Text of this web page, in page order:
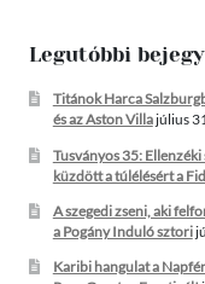
Legutóbbi
Titánok Harca
és az Aston Villajúlius
Tusványos 35:
küzdött a túlélésért a
A szegedi zseni, aki
a Pogány Induló sztori
Karibi hangulat a